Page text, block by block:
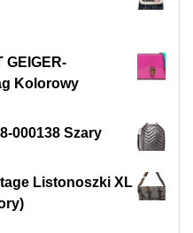
GEIGER-
Kolorowy
000138 Szary
Listonoszki XL